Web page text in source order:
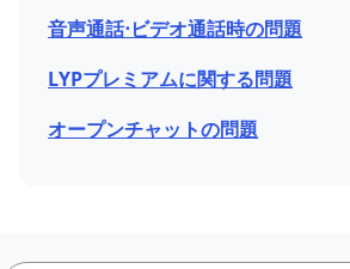
音声通話⋅ビデオ通話時の問題
LYPプレミアムに関する問題
オープンチャットの問題